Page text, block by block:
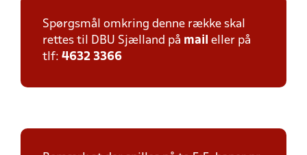
Spørgsmål omkring denne række skal
rettes til DBU Sjælland på mail eller på
tlf: 4632 3366